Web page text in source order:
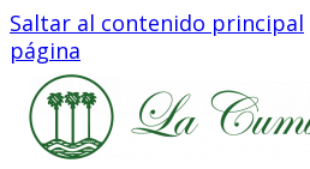
Saltar al contenido principal
página